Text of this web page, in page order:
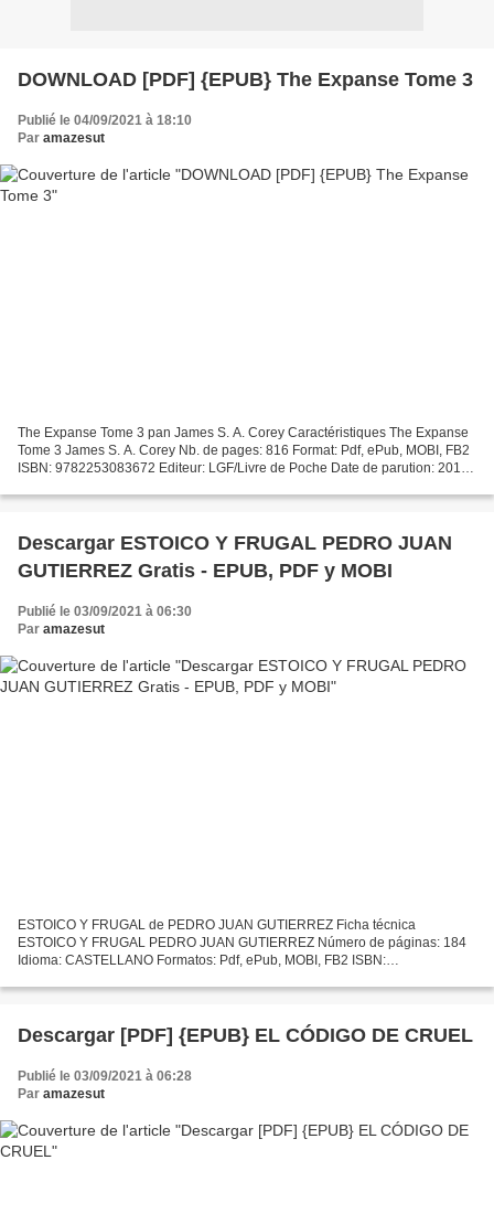
DOWNLOAD [PDF] {EPUB} The Expanse Tome 3
Publié le 04/09/2021 à 18:10
Par amazesut
The Expanse Tome 3 pan James S. A. Corey Caractéristiques The Expanse
Tome 3 James S. A. Corey Nb. de pages: 816 Format: Pdf, ePub, MOBI, FB2
ISBN: 9782253083672 Editeur: LGF/Livre de Poche Date de parution: 2019
Descargar ESTOICO Y FRUGAL PEDRO JUAN
GUTIERREZ Gratis - EPUB, PDF y MOBI
Publié le 03/09/2021 à 06:30
Par amazesut
ESTOICO Y FRUGAL de PEDRO JUAN GUTIERREZ Ficha técnica
ESTOICO Y FRUGAL PEDRO JUAN GUTIERREZ Número de páginas: 184
Idioma: CASTELLANO Formatos: Pdf, ePub, MOBI, FB2 ISBN:
eBook gratis Descargas...
Descargar [PDF] {EPUB} EL CÓDIGO DE CRUEL
Publié le 03/09/2021 à 06:28
Par amazesut